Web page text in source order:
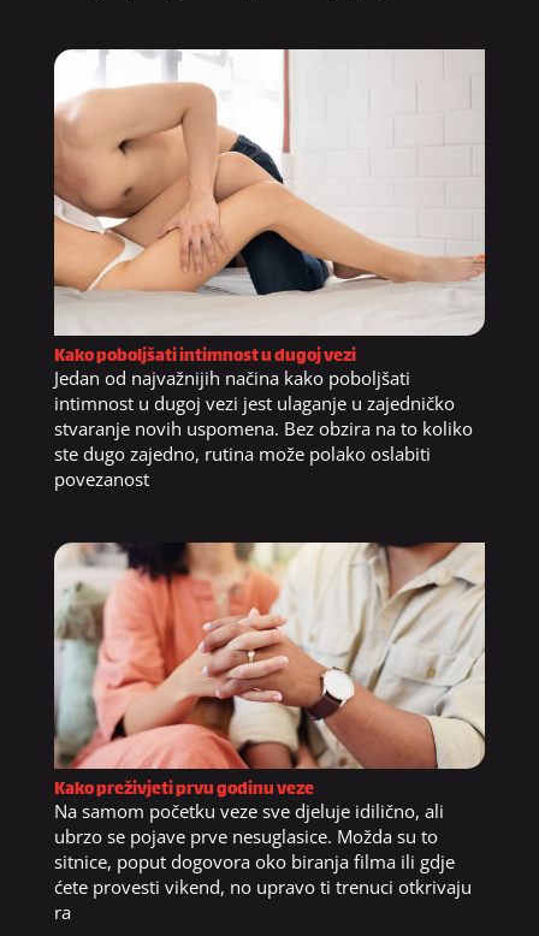
Kako poboljšati intimnost u dugoj vezi
Jedan od najvažnijih načina kako poboljšati
intimnost u dugoj vezi jest ulaganje u zajedničko
stvaranje novih uspomena. Bez obzira na to koliko
ste dugo zajedno, rutina može polako oslabiti
povezanost
Kako preživjeti prvu godinu veze
Na samom početku veze sve djeluje idilično, ali
ubrzo se pojave prve nesuglasice. Možda su to
sitnice, poput dogovora oko biranja filma ili gdje
ćete provesti vikend, no upravo ti trenuci otkrivaju
ra